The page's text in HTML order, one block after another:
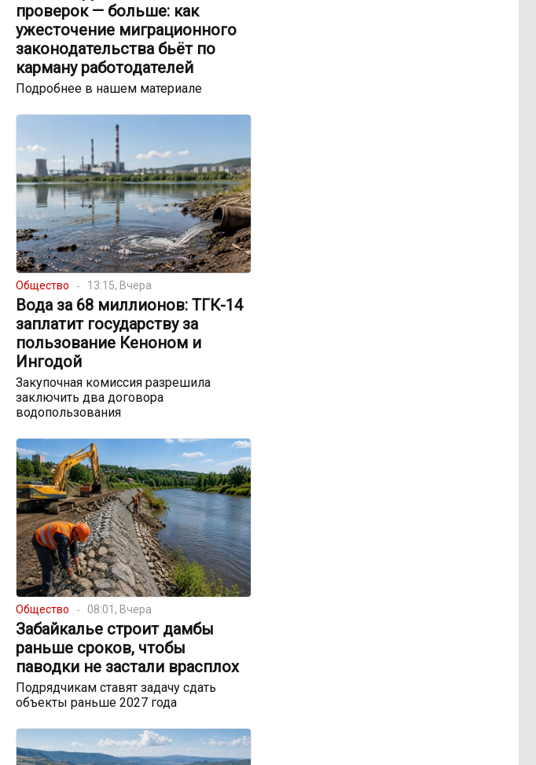
проверок — больше: как
ужесточение миграционного
законодательства бьёт по
карману работодателей
Подробнее в нашем материале
Общество 13:15, Вчера
Вода за 68 миллионов: ТГК-14
заплатит государству за
пользование Кеноном и
Ингодой
Закупочная комиссия разрешила
заключить два договора
водопользования
Общество 08:01, Вчера
Забайкалье строит дамбы
раньше сроков, чтобы
паводки не застали врасплох
Подрядчикам ставят задачу сдать
объекты раньше 2027 года